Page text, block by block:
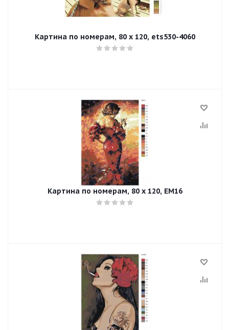
Картина по номерам, 80 x 120, ets530-4060
Картина по номерам, 80 x 120, EM16